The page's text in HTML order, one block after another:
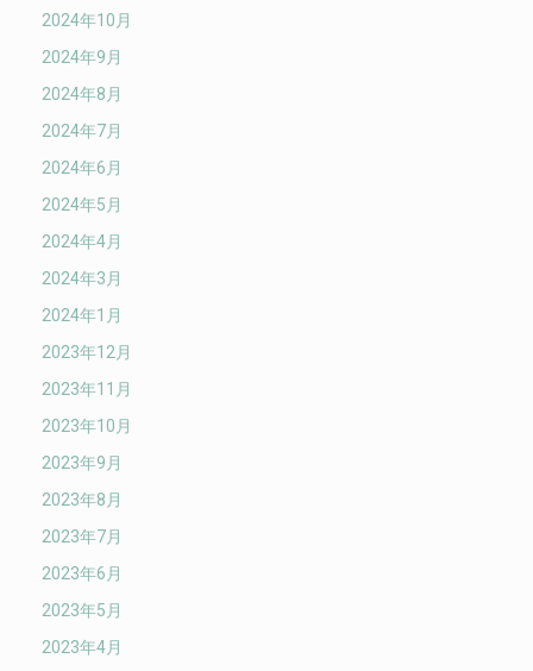
2024年10月
2024年9月
2024年8月
2024年7月
2024年6月
2024年5月
2024年4月
2024年3月
2024年1月
2023年12月
2023年11月
2023年10月
2023年9月
2023年8月
2023年7月
2023年6月
2023年5月
2023年4月